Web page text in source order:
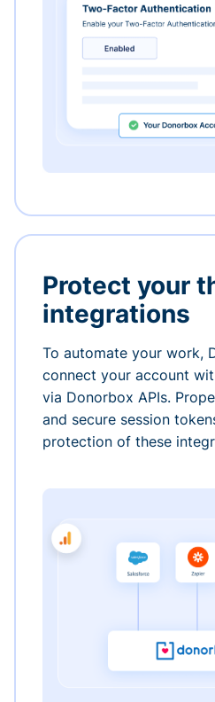
Protect your
integrations
To automate your work,
connect your account
via Donorbox APIs.
and secure session
protection of these